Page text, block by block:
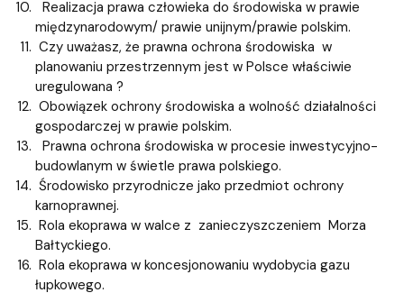
Realizacja prawa człowieka do środowiska w prawie
międzynarodowym/ prawie unijnym/prawie polskim.
Czy uważasz, że prawna ochrona środowiska w
planowaniu przestrzennym jest w Polsce właściwie
uregulowana ?
Obowiązek ochrony środowiska a wolność działalności
gospodarczej w prawie polskim.
Prawna ochrona środowiska w procesie inwestycyjno-
budowlanym w świetle prawa polskiego.
Środowisko przyrodnicze jako przedmiot ochrony
karnoprawnej.
Rola ekoprawa w walce z zanieczyszczeniem Morza
Bałtyckiego.
Rola ekoprawa w koncesjonowaniu wydobycia gazu
łupkowego.